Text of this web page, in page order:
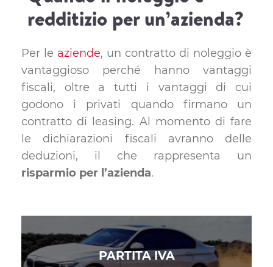
redditizio per un’azienda?
Per le aziende, un contratto di noleggio è
vantaggioso perché hanno vantaggi
fiscali, oltre a tutti i vantaggi di cui
godono i privati quando firmano un
contratto di leasing. Al momento di fare
le dichiarazioni fiscali avranno delle
deduzioni, il che rappresenta un
risparmio per l’azienda.
PARTITA IVA